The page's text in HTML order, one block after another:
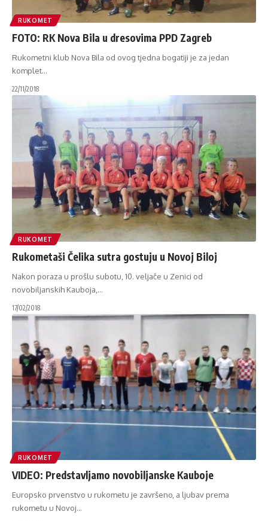
RUKOMET
FOTO: RK Nova Bila u dresovima PPD Zagreb
Rukometni klub Nova Bila od ovog tjedna bogatiji je za jedan
komplet…
22/11/2018
RUKOMET
Rukometaši Čelika sutra gostuju u Novoj Biloj
Nakon poraza u prošlu subotu, 10. veljače u Zenici od
novobiljanskih Kauboja, …
17/02/2018
RUKOMET
VIDEO: Predstavljamo novobiljanske Kauboje
Europsko prvenstvo u rukometu je završeno, a ljubav prema
rukometu u Novoj…